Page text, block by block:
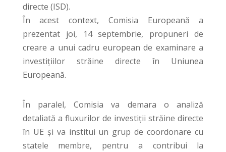
directe (ISD).
În acest context, Comisia Europeană a
prezentat joi, 14 septembrie, propuneri de
creare a unui cadru european de examinare a
investițiilor străine directe în Uniunea
Europeană.
În paralel, Comisia va demara o analiză
detaliată a fluxurilor de investiții străine directe
în UE și va institui un grup de coordonare cu
statele membre, pentru a contribui la